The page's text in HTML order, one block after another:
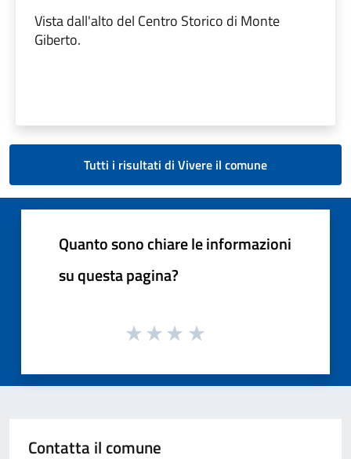
Vista dall'alto del Centro Storico di Monte
Giberto.
Tutti i risultati di Vivere il comune
Quanto sono chiare le informazioni
su questa pagina?
Contatta il comune